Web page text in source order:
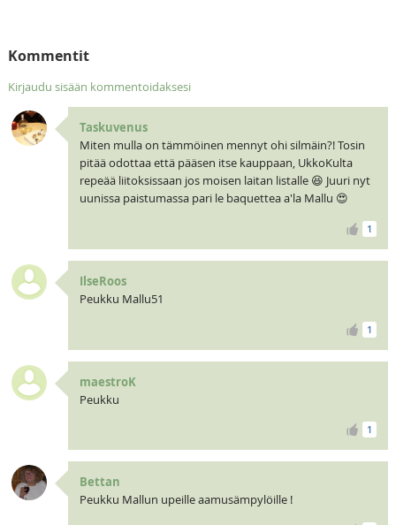
Kommentit
Kirjaudu sisään kommentoidaksesi
Taskuvenus
Miten mulla on tämmöinen mennyt ohi silmäin?! Tosin
pitää odottaa että pääsen itse kauppaan, UkkoKulta
repeää liitoksissaan jos moisen laitan listalle 😆 Juuri nyt
uunissa paistumassa pari le baquettea a'la Mallu 😍
1
IlseRoos
Peukku Mallu51
1
maestroK
Peukku
1
Bettan
Peukku Mallun upeille aamusämpylöille !